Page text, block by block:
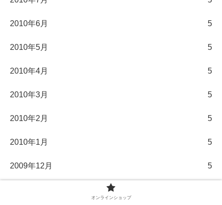
2010年6月 5
2010年5月 5
2010年4月 5
2010年3月 5
2010年2月 5
2010年1月 5
2009年12月 5
オンラインショップ